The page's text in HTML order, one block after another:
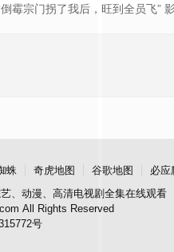
倒霉宗门拐了我后，旺到全员飞”
蛛 奇虎地图 谷歌地图
必应
、动漫、高清电视剧全集在线观看
All Rights Reserved
号